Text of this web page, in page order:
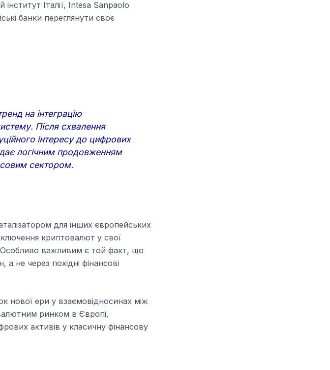
Італії, Intesa Sanpaolo
банки переглянути своє
на інтеграцію
Після схвалення
інтересу до цифрових
логічним продовженням
сектором.
для інших європейських
криптовалют у свої
Особливо важливим є той факт, що
а не через похідні фінансові
нової ери у взаємовідносинах між
ринком в Європі,
активів у класичну фінансову